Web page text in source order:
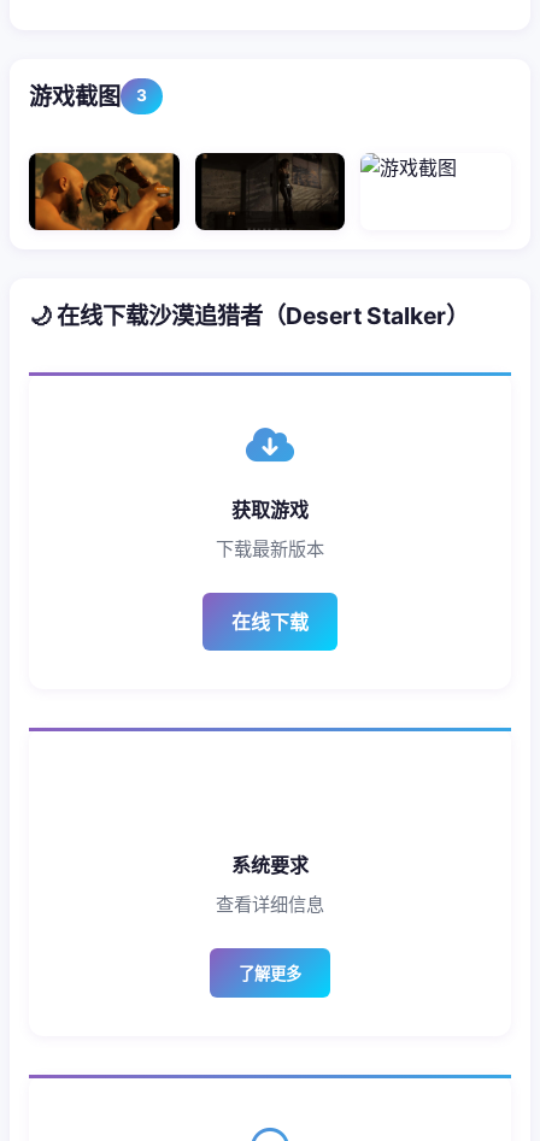
游戏截图 3
🌙 在线下载沙漠追猎者（Desert Stalker）
获取游戏
下载最新版本
在线下载
系统要求
查看详细信息
了解更多